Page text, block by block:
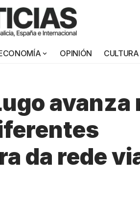
OPINIÓN CULTURA
avanza
da rede